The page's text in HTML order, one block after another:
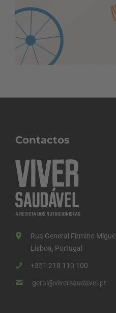
Contactos
Rua General Firmino
Lisboa, Portugal
+351 218 110 100
geral@viversaudavel.pt